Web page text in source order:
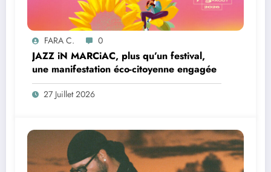
FARA C. 0
JAZZ iN MARCiAC, plus qu’un festival,
une manifestation éco-citoyenne engagée
27 Juillet 2026